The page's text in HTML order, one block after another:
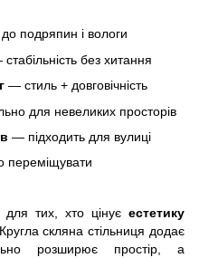
подряпин і вологи
без хитання
— стиль + довговічність
для невеликих просторів
— підходить для вулиці
переміщувати
для тих, хто цінує естетику
Кругла скляна стільниця додає
розширює простір, а